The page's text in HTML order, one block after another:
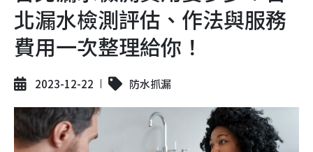
北漏水檢測評估、作法與服務
費用一次整理給你！
2023-12-22 防水抓漏